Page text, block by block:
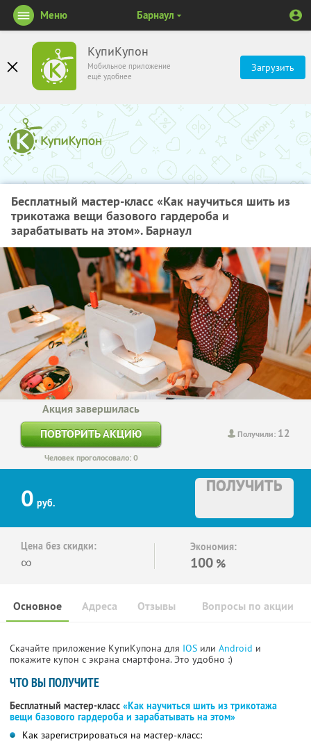
КупиКупон
Мобильное приложение
ещё удобнее
Загрузить
Меню Барнаул
Бесплатный мастер-класс «Как научиться шить из
трикотажа вещи базового гардероба и
зарабатывать на этом». Барнаул
Получили: 12
Акция завершилась
ПОВТОРИТЬ АКЦИЮ
Человек проголосовало: 0
0 руб.
ПОЛУЧИТЬ
Цена без скидки:
∞
Экономия:
100 %
Основное Отзывы Вопросы по акции
Адреса
Скачайте приложение КупиКупона для IOS или Android и
покажите купон с экрана смартфона. Это удобно :)
ЧТО ВЫ ПОЛУЧИТЕ
Бесплатный мастер-класс «Как научиться шить из трикотажа
вещи базового гардероба и зарабатывать на этом»
Как зарегистрироваться на мастер-класс: